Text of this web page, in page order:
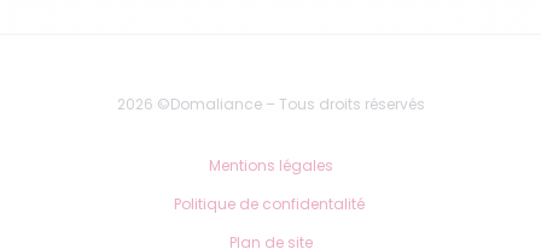
2026 ©Domaliance – Tous droits réservés
Mentions légales
Politique de confidentalité
Plan de site